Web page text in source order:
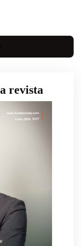
revista